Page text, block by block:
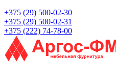
+375 (29) 500-02-30
+375 (29) 500-02-31
+375 (222) 74-78-00